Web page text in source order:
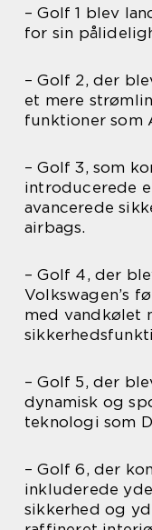
– Golf 1 blev
for sin
– Golf 2, der
et mere
funktioner som
– Golf 3, som
introducerede
avancerede
airbags.
– Golf 4, der
Volkswagen’s
med vandkølet
– Golf 5, der
dynamisk og
teknologi som
– Golf 6, der
inkluderede
sikkerhed og